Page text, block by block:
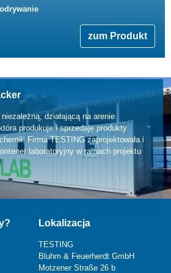
zum Produkt
działającą na arenie
produkuje i sprzedaje produkty
Firma TESTING zaprojektowała i
laboratoryjny w ramach projektu
Lokalizacja
TESTING
Bluhm & Feuerherdt GmbH
Motzener Straße 26 b